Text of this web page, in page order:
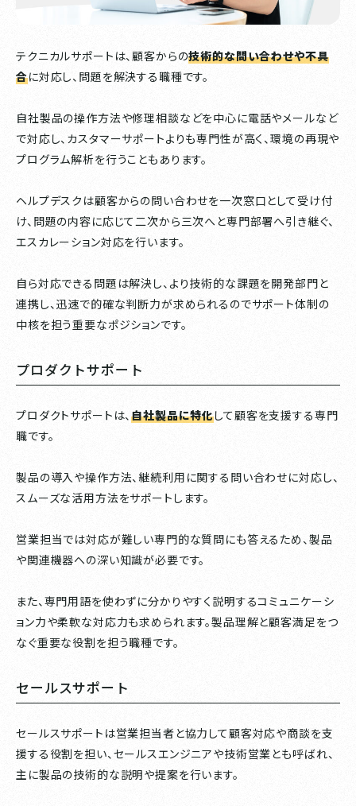
テクニカルサポートは、顧客からの技術的な問い合わせや不具
合に対応し、問題を解決する職種です。
自社製品の操作方法や修理相談などを中心に電話やメールなど
で対応し、カスタマーサポートよりも専門性が高く、環境の再現や
プログラム解析を行うこともあります。
ヘルプデスクは顧客からの問い合わせを一次窓口として受け付
け、問題の内容に応じて二次から三次へと専門部署へ引き継ぐ、
エスカレーション対応を行います。
自ら対応できる問題は解決し、より技術的な課題を開発部門と
連携し、迅速で的確な判断力が求められるのでサポート体制の
中核を担う重要なポジションです。
プロダクトサポート
プロダクトサポートは、自社製品に特化して顧客を支援する専門
職です。
製品の導入や操作方法、継続利用に関する問い合わせに対応し、
スムーズな活用方法をサポートします。
営業担当では対応が難しい専門的な質問にも答えるため、製品
や関連機器への深い知識が必要です。
また、専門用語を使わずに分かりやすく説明するコミュニケーシ
ョン力や柔軟な対応力も求められます。製品理解と顧客満足をつ
なぐ重要な役割を担う職種です。
セールスサポート
セールスサポートは営業担当者と協力して顧客対応や商談を支
援する役割を担い、セールスエンジニアや技術営業とも呼ばれ、
主に製品の技術的な説明や提案を行います。